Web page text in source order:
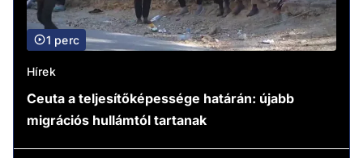
1 perc
Hírek
Ceuta a teljesítőképessége határán: újabb
migrációs hullámtól tartanak